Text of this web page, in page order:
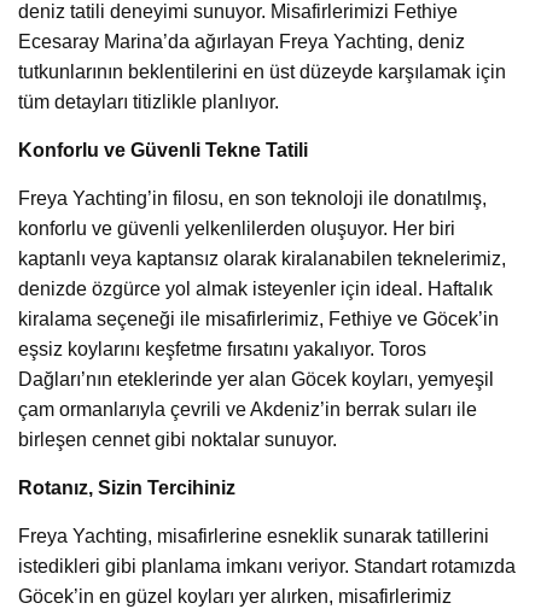
deniz tatili deneyimi sunuyor. Misafirlerimizi Fethiye
Ecesaray Marina’da ağırlayan Freya Yachting, deniz
tutkunlarının beklentilerini en üst düzeyde karşılamak için
tüm detayları titizlikle planlıyor.
Konforlu ve Güvenli Tekne Tatili
Freya Yachting’in filosu, en son teknoloji ile donatılmış,
konforlu ve güvenli yelkenlilerden oluşuyor. Her biri
kaptanlı veya kaptansız olarak kiralanabilen teknelerimiz,
denizde özgürce yol almak isteyenler için ideal. Haftalık
kiralama seçeneği ile misafirlerimiz, Fethiye ve Göcek’in
eşsiz koylarını keşfetme fırsatını yakalıyor. Toros
Dağları’nın eteklerinde yer alan Göcek koyları, yemyeşil
çam ormanlarıyla çevrili ve Akdeniz’in berrak suları ile
birleşen cennet gibi noktalar sunuyor.
Rotanız, Sizin Tercihiniz
Freya Yachting, misafirlerine esneklik sunarak tatillerini
istedikleri gibi planlama imkanı veriyor. Standart rotamızda
Göcek’in en güzel koyları yer alırken, misafirlerimiz